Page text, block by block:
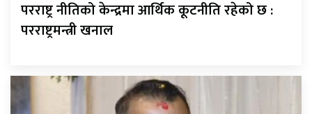
परराष्ट्र नीतिको केन्द्रमा आर्थिक कूटनीति रहेको छ :
परराष्ट्रमन्त्री खनाल